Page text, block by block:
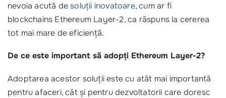
nevoia acută desoluții inovatoare, cum ar fi
blockchains Ethereum Layer-2, ca răspuns la cererea
tot mai mare de eficiență.
De ce este important să adopți Ethereum Layer-2?
Adoptarea acestor soluții este cu atât mai importantă
pentru afaceri, cât și pentru dezvoltatorii care doresc